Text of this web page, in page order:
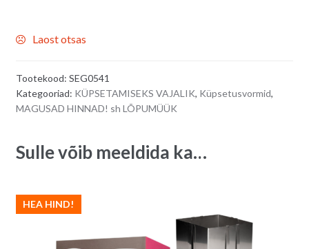
Laost otsas
Tootekood: SEG0541
Kategooriad: KÜPSETAMISEKS VAJALIK, Küpsetusvormid,
MAGUSAD HINNAD! sh LÕPUMÜÜK
Sulle võib meeldida ka…
HEA HIND!